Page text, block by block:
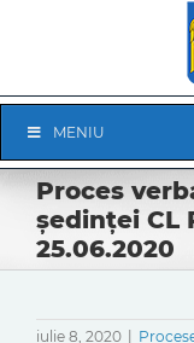
Navigation
MENIU
Proces
ședinței CL
25.06.2020
iulie 8, 2020